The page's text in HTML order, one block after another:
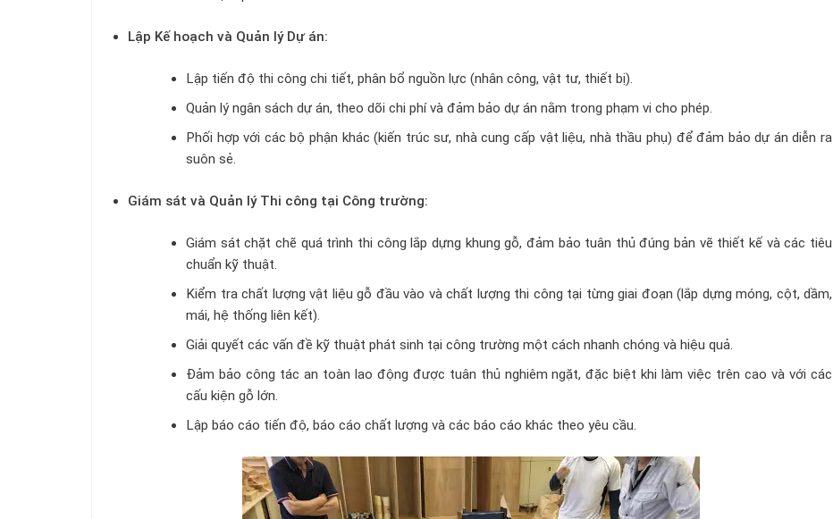
Lập Kế hoạch và Quản lý Dự án:
Lập tiến độ thi công chi tiết, phân bổ nguồn lực (nhân công, vật tư, thiết bị).
Quản lý ngân sách dự án, theo dõi chi phí và đảm bảo dự án nằm trong phạm vi cho phép.
Phối hợp với các bộ phận khác (kiến trúc sư, nhà cung cấp vật liệu, nhà thầu phụ) để đảm bảo dự án diễn ra
suôn sẻ.
Giám sát và Quản lý Thi công tại Công trường:
Giám sát chặt chẽ quá trình thi công lắp dựng khung gỗ, đảm bảo tuân thủ đúng bản vẽ thiết kế và các tiêu
chuẩn kỹ thuật.
Kiểm tra chất lượng vật liệu gỗ đầu vào và chất lượng thi công tại từng giai đoạn (lắp dựng móng, cột, dầm,
mái, hệ thống liên kết).
Giải quyết các vấn đề kỹ thuật phát sinh tại công trường một cách nhanh chóng và hiệu quả.
Đảm bảo công tác an toàn lao động được tuân thủ nghiêm ngặt, đặc biệt khi làm việc trên cao và với các
cấu kiện gỗ lớn.
Lập báo cáo tiến độ, báo cáo chất lượng và các báo cáo khác theo yêu cầu.